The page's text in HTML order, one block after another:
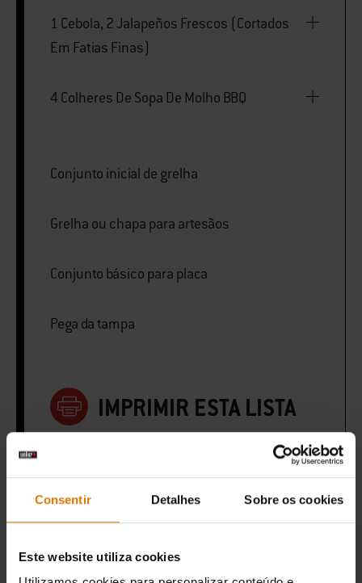
Consentir Detalhes Sobre os cookies
Este website utiliza cookies
1 Cebola, 2 Jalapeños Frescos (Cortados
Em Fatias Finas)
4 Colheres De Sopa De Molho BBQ
Conjunto inicial de grelha
Grelha ou chapa para artesãos
Conjunto básico para placa
Pega da tampa
IMPRIMIR ESTA LISTA